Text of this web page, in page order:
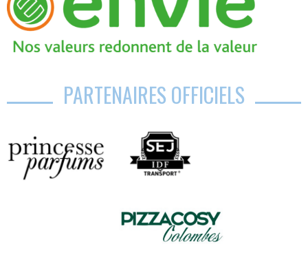
PARTENAIRES OFFICIELS